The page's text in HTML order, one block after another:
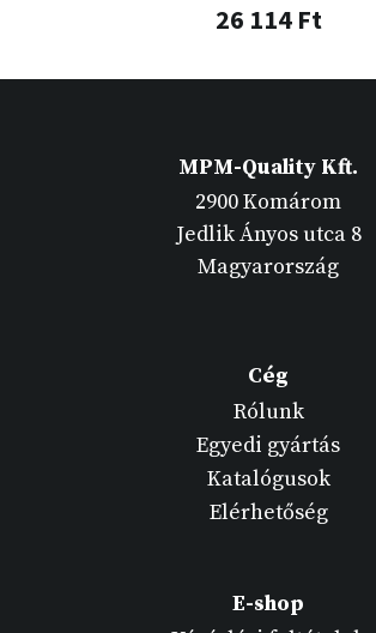
26 114 Ft
MPM-Quality Kft.
2900 Komárom
Jedlik Ányos utca 8
Magyarország
Cég
Rólunk
Egyedi gyártás
Katalógusok
Elérhetőség
E-shop